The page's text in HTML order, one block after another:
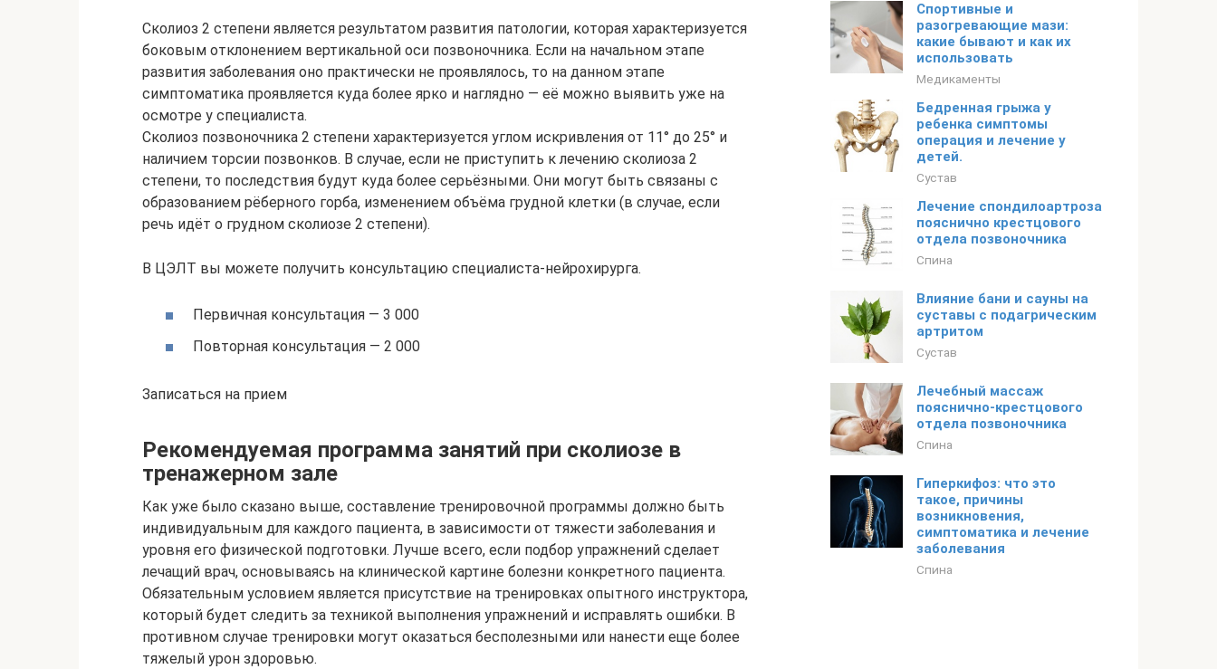
Сколиоз 2 степени является результатом развития патологии, которая характеризуется
боковым отклонением вертикальной оси позвоночника. Если на начальном этапе
развития заболевания оно практически не проявлялось, то на данном этапе
симптоматика проявляется куда более ярко и наглядно — её можно выявить уже на
осмотре у специалиста.
Сколиоз позвоночника 2 степени характеризуется углом искривления от 11° до 25° и
наличием торсии позвонков. В случае, если не приступить к лечению сколиоза 2
степени, то последствия будут куда более серьёзными. Они могут быть связаны с
образованием рёберного горба, изменением объёма грудной клетки (в случае, если
речь идёт о грудном сколиозе 2 степени).
В ЦЭЛТ вы можете получить консультацию специалиста-нейрохирурга.
Первичная консультация — 3 000
Повторная консультация — 2 000
Записаться на прием
Рекомендуемая программа занятий при сколиозе в
тренажерном зале
Как уже было сказано выше, составление тренировочной программы должно быть
индивидуальным для каждого пациента, в зависимости от тяжести заболевания и
уровня его физической подготовки. Лучше всего, если подбор упражнений сделает
лечащий врач, основываясь на клинической картине болезни конкретного пациента.
Обязательным условием является присутствие на тренировках опытного инструктора,
который будет следить за техникой выполнения упражнений и исправлять ошибки. В
противном случае тренировки могут оказаться бесполезными или нанести еще более
тяжелый урон здоровью.
Спортивные и
разогревающие мази:
какие бывают и как их
использовать
Медикаменты
Бедренная грыжа у
ребенка симптомы
операция и лечение у
детей.
Сустав
Лечение спондилоартроза
пояснично крестцового
отдела позвоночника
Спина
Влияние бани и сауны на
суставы с подагрическим
артритом
Сустав
Лечебный массаж
пояснично-крестцового
отдела позвоночника
Спина
Гиперкифоз: что это
такое, причины
возникновения,
симптоматика и лечение
заболевания
Спина